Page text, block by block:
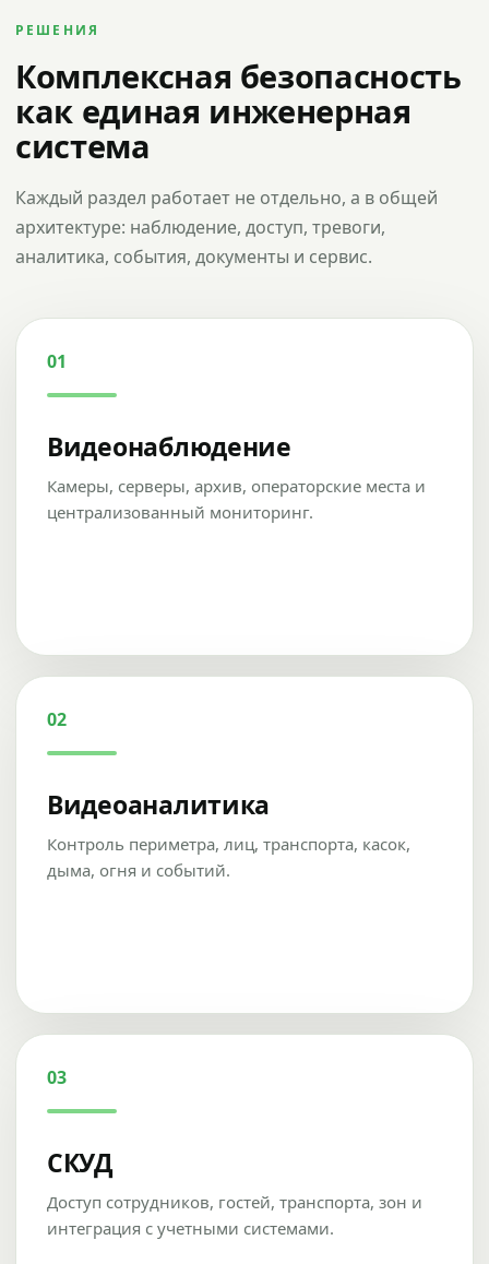
РЕШЕНИЯ
Комплексная безопасность
как единая инженерная
система
Каждый раздел работает не отдельно, а в общей
архитектуре: наблюдение, доступ, тревоги,
аналитика, события, документы и сервис.
01
Видеонаблюдение
Камеры, серверы, архив, операторские места и
централизованный мониторинг.
02
Видеоаналитика
Контроль периметра, лиц, транспорта, касок,
дыма, огня и событий.
03
СКУД
Доступ сотрудников, гостей, транспорта, зон и
интеграция с учетными системами.